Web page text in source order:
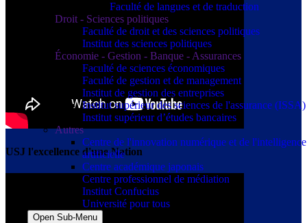
Faculté de langues et de traduction
Droit - Sciences politiques
Faculté de droit et des sciences politiques
Institut des sciences politiques
Économie - Gestion - Banque - Assurances
Faculté de sciences économiques
Faculté de gestion et de management
Institut de gestion des entreprises
Institut supérieur des sciences de l'assurance (ISSA)
Institut supérieur d’études bancaires
Autres
Centre de l'innovation numérique et de l'intelligence
artificielle
Centre académique japonais
Centre professionnel de médiation
Institut Confucius
Université pour tous
Open Sub-Menu
USJ l'excellence d'une Nation